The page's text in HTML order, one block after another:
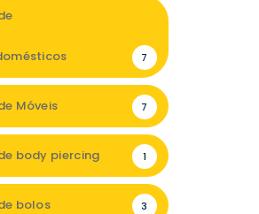
7
Móveis 7
body piercing 1
bolos 3